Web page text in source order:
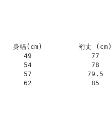
身幅(cm)
裄丈 (cm)
49
77
54
78
57
79.5
62 85